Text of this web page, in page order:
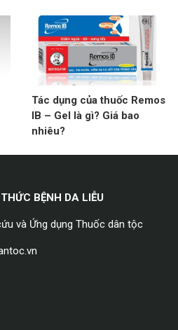
Tác dụng của thuốc Remos
IB – Gel là gì? Giá bao
nhiêu?
BỆNH DA LIỄU
và Ứng dụng Thuốc dân tộc